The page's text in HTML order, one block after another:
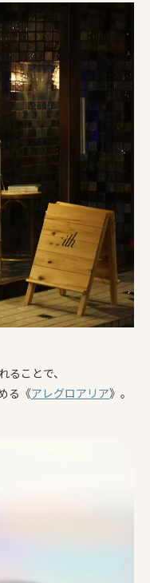
ことで、
る《アレグロアリア》。